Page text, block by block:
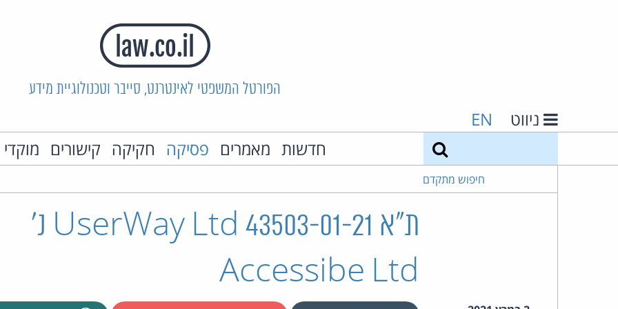
הפורטל המשפטי לאינטרנט, סייבר וטכנולוגיית מידע
ניווט EN
חדשות מאמרים פסיקה חקיקה קישורים
חיפוש מתקדם
ת"א 43503-01-21 UserWay Ltd נ'
Accessibe Ltd